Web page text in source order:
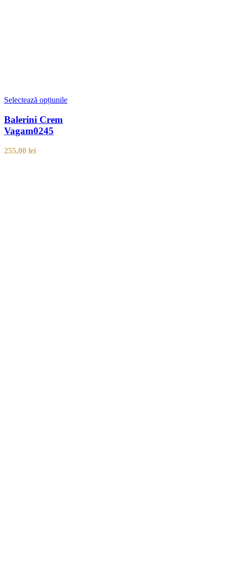
Selectează opțiunile
Balerini Crem
Vagam0245
255,00 lei